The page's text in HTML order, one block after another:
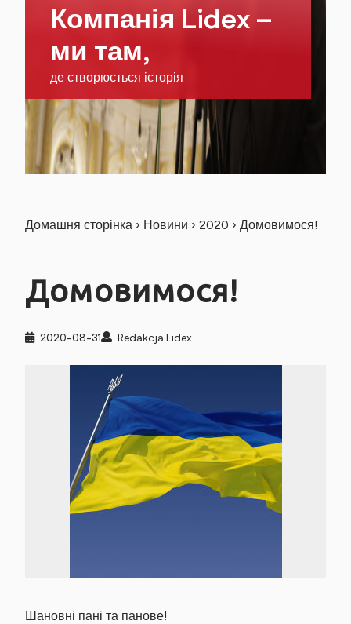
Компанія Lidex –
ми там,
де створюється історія
Домашня сторінка › Новини › 2020 › Домовимося!
Домовимося!
2020-08-31 Redakcja Lidex
Шановні пані та панове!